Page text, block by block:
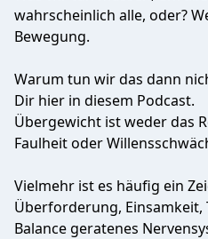
wahrscheinlich alle, oder?
Bewegung.
Warum tun wir das dann
Dir hier in diesem Podcast.
Übergewicht ist weder das
Faulheit oder
Vielmehr ist es häufig ein
Überforderung, Einsamkeit,
Balance geratenes